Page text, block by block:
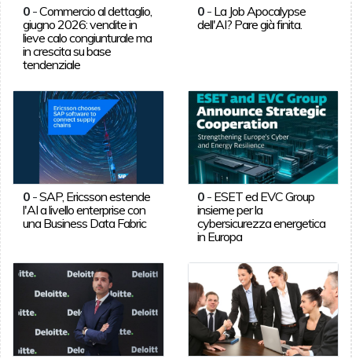
0-Commercio al dettaglio,
giugno 2026: vendite in
lieve calo congiunturale ma
in crescita su base
tendenziale
0 - La Job Apocalypse
dell'AI? Pare già finita.
0-SAP, Ericsson estende
l'AI a livello enterprise con
una Business Data Fabric
0 - ESET ed EVC Group
insieme per la
cybersicurezza energetica
in Europa